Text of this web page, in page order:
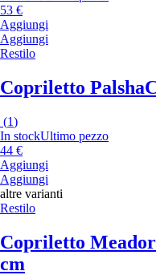
53 €
Aggiungi
Aggiungi
Restilo
Copriletto Palsha
(1)
In stockUltimo pezzo
44 €
Aggiungi
Aggiungi
altre varianti
Restilo
Copriletto
cm